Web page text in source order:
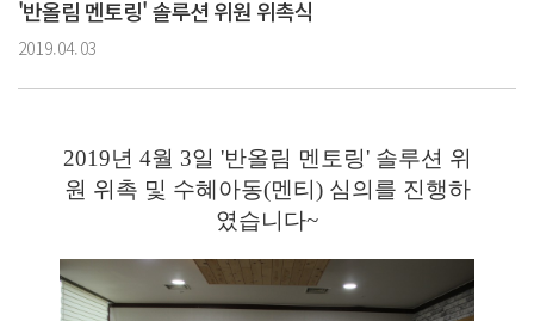
'반올림 멘토링' 솔루션 위원 위촉식
2019.04.03
2019년 4월 3일 '반올림 멘토링' 솔루션 위
원 위촉 및 수혜아동(멘티) 심의를 진행하
였습니다~